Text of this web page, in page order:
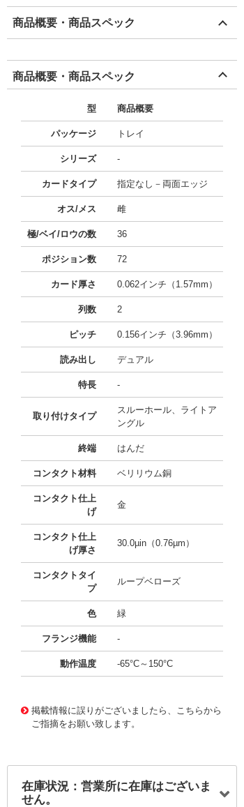
商品概要・商品スペック
商品概要・商品スペック
型 商品概要
パッケージ トレイ
シリーズ -
カードタイプ 指定なし－両面エッジ
オス/メス 雌
極/ベイ/ロウの数 36
ポジション数 72
カード厚さ 0.062インチ（1.57mm）
列数 2
ピッチ 0.156インチ（3.96mm）
読み出し デュアル
特長 -
取り付けタイプ
スルーホール、ライトア
ングル
終端 はんだ
コンタクト材料 ベリリウム銅
コンタクト仕上
げ
金
コンタクト仕上
げ厚さ
30.0µin（0.76µm）
コンタクトタイ
プ
ループベローズ
色 緑
フランジ機能 -
動作温度 -65°C～150°C
掲載情報に誤りがございましたら、こちらから
ご指摘をお願い致します。
在庫状況：営業所に在庫はございま
せん。